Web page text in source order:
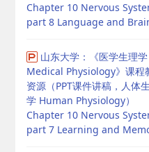
Chapter 10 Nervous
part 8 Language and
山东大学：《医学生理学
Medical Physiology》课程
资源（PPT课件讲稿，人体
学 Human Physiology）
Chapter 10 Nervous
part 7 Learning and